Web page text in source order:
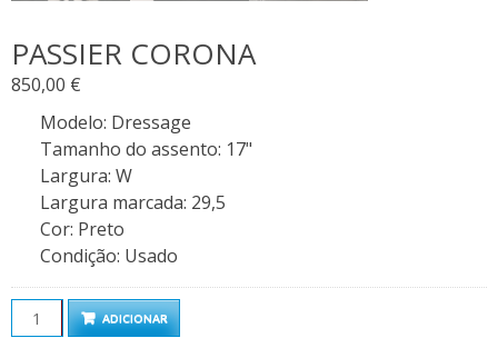
PASSIER CORONA
850,00 €
Modelo: Dressage
Tamanho do assento: 17"
Largura: W
Largura marcada: 29,5
Cor: Preto
Condição: Usado
QuantidadeADICIONAR